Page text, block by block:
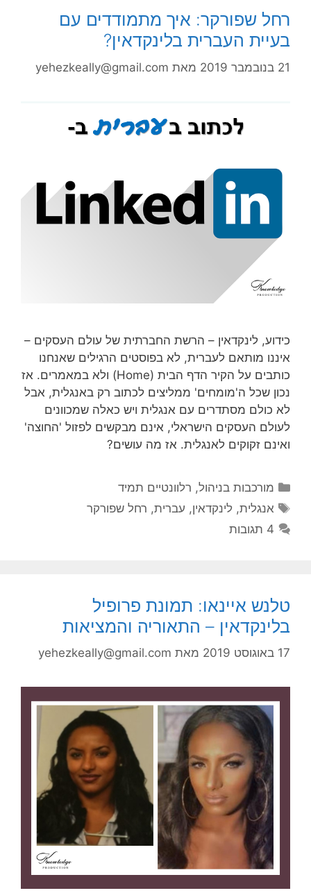
רחל שפורקר: איך מתמודדים עם
בעיית העברית בלינקדאין?
21 בנובמבר 2019 מאת yehezkeally@gmail.com
כידוע, לינקדאין – הרשת החברתית של עולם העסקים –
איננו מותאם לעברית, לא בפוסטים הרגילים שאנחנו
כותבים על הקיר הדף הבית (Home) ולא במאמרים. אז
נכון שכל ה'מומחים' ממליצים לכתוב רק באנגלית, אבל
לא כולם מסתדרים עם אנגלית ויש כאלה שמכוונים
לעולם העסקים הישראלי, אינם מבקשים לפזול 'החוצה'
ואינם זקוקים לאנגלית. אז מה עושים?
קטגוריות
מורכבות בניהול, רלוונטיים תמיד
תגיות
אנגלית, לינקדאין, עברית, רחל שפורקר
4 תגובות
טלנש איינאו: תמונת פרופיל
בלינקדאין – התאוריה והמציאות
17 באוגוסט 2019 מאת yehezkeally@gmail.com